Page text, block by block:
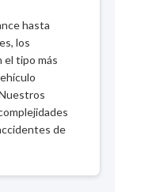
hasta
los
el tipo más
de